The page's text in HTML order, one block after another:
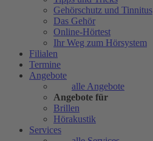
Gehörschutz und Tinnitus
Das Gehör
Online-Hörtest
Ihr Weg zum Hörsystem
Filialen
Termine
Angebote
alle Angebote
Angebote für
Brillen
Hörakustik
Services